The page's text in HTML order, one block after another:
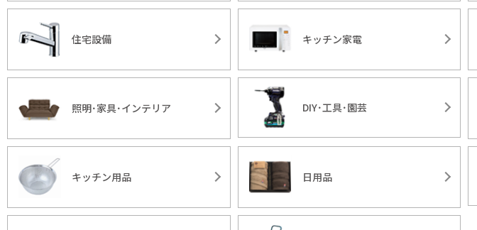
住宅設備 キッチン家電
照明･家具･インテリア DIY･工具･園芸
キッチン用品 日用品